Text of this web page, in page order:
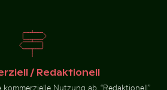
/ Redaktionell
kommerzielle Nutzung ab. “Redaktionell”